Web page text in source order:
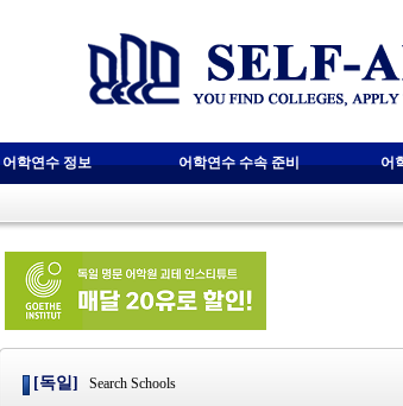
어학연수 정보 어학연수 수속 준비 어
[독일] Search Schools